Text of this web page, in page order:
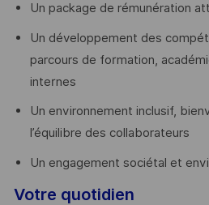
Un package de rémunération
Un développement des
parcours de formation,
internes
Un environnement inclusif,
l’équilibre des collaborateurs
Un engagement sociétal et
Votre quotidien